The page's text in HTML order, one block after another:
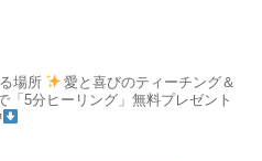
場所
愛と喜びのティーチング＆
「5分ヒーリング」無料プレゼント